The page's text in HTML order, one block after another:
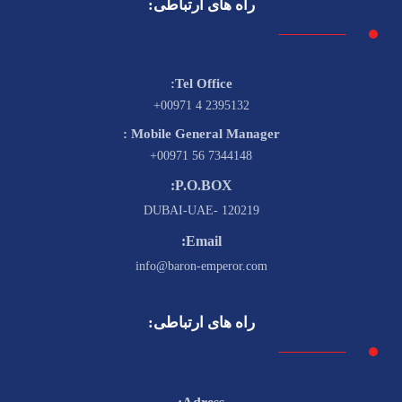
راه های ارتباطی:
Tel Office:
2395132 4 00971+
Mobile General Manager :
7344148 56 00971+
P.O.BOX:
120219 -DUBAI-UAE
Email:
info@baron-emperor.com
راه های ارتباطی: